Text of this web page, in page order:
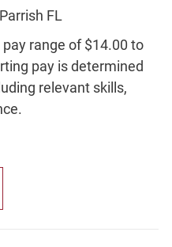
FL
range of $14.00 to
pay is determined
relevant skills,